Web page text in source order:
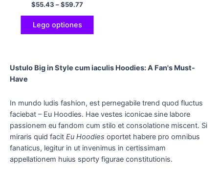
$55.43 –$59.77
Lego optiones
Ustulo Big in Style cum iaculis Hoodies: A Fan's Must-
Have
In mundo ludis fashion, est pernegabile trend quod fluctus
faciebat – Eu Hoodies. Hae vestes iconicae sine labore
passionem eu fandom cum stilo et consolatione miscent. Si
miraris quid facit Eu Hoodies oportet habere pro omnibus
fanaticus, legitur in ut invenimus in certissimam
appellationem huius sporty figurae constitutionis.